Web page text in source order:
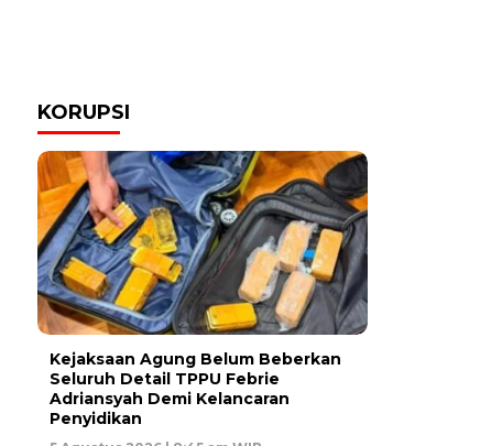
KORUPSI
Kejaksaan Agung Belum Beberkan
Seluruh Detail TPPU Febrie
Adriansyah Demi Kelancaran
Penyidikan